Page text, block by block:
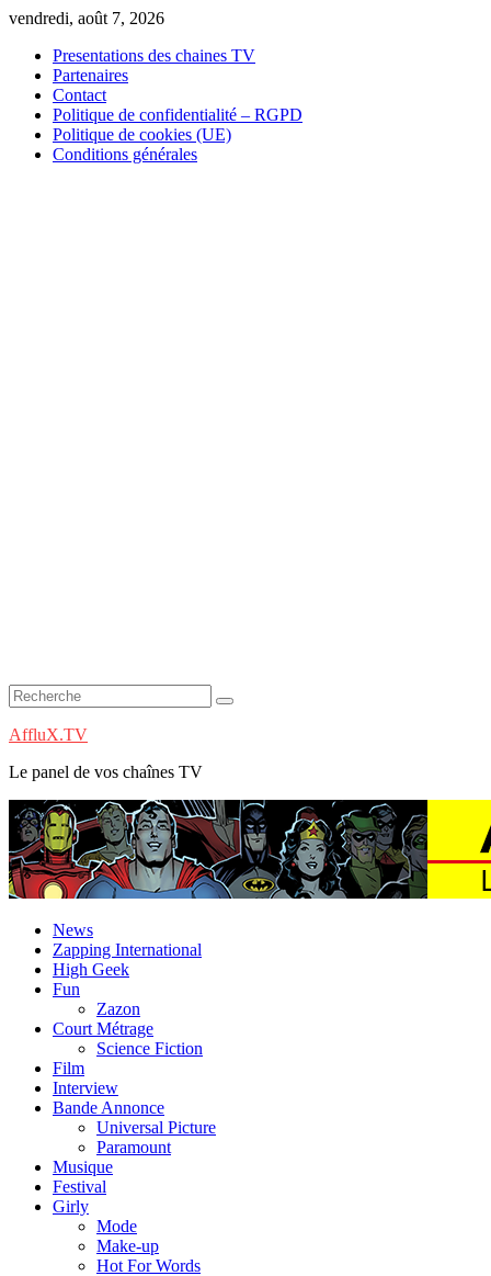
Skip
content
vendredi, août 7, 2026
Presentations des chaines TV
Partenaires
Contact
Politique de confidentialité – RGPD
Politique de cookies (UE)
Conditions générales
AffluX.TV
Le panel de vos chaînes TV
News
Zapping International
High Geek
Fun
Zazon
Court Métrage
Science Fiction
Film
Interview
Bande Annonce
Universal Picture
Paramount
Musique
Festival
Girly
Mode
Make-up
Hot For Words